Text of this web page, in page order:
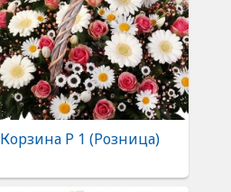
Корзина Р 1 (Розница)